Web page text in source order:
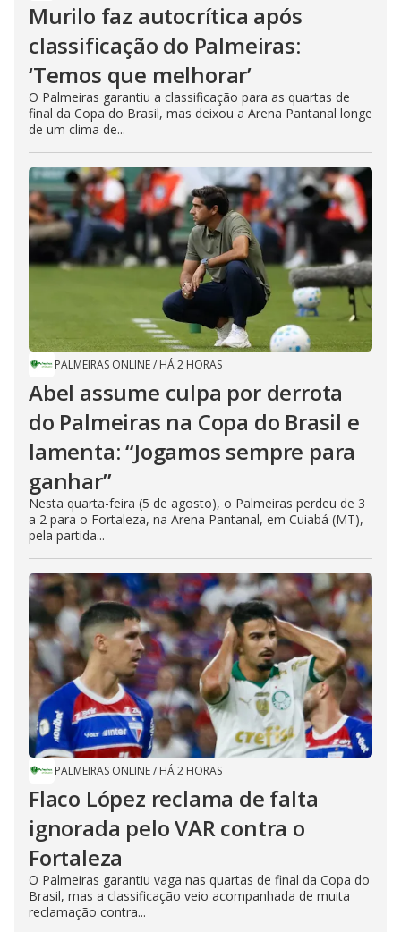
Murilo faz autocrítica após
classificação do Palmeiras:
‘Temos que melhorar’
O Palmeiras garantiu a classificação para as quartas de
final da Copa do Brasil, mas deixou a Arena Pantanal longe
de um clima de...
PALMEIRAS ONLINE/ HÁ 2 HORAS
Abel assume culpa por derrota
do Palmeiras na Copa do Brasil e
lamenta: “Jogamos sempre para
ganhar”
Nesta quarta-feira (5 de agosto), o Palmeiras perdeu de 3
a 2 para o Fortaleza, na Arena Pantanal, em Cuiabá (MT),
pela partida...
PALMEIRAS ONLINE/ HÁ 2 HORAS
Flaco López reclama de falta
ignorada pelo VAR contra o
Fortaleza
O Palmeiras garantiu vaga nas quartas de final da Copa do
Brasil, mas a classificação veio acompanhada de muita
reclamação contra...